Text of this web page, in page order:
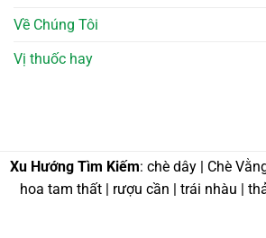
Về Chúng Tôi
Vị thuốc hay
Xu Hướng Tìm Kiếm: chè dây | Chè
hoa tam thất | rượu cần | trái nhàu |